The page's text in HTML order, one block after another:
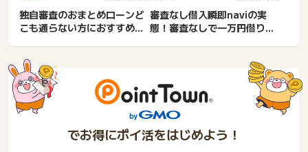
独自審査のおまとめローンど
こも通らない方におすすめ！
審査なし借入瞬即naviの実
態！審査なしで一万円借りた
でお得にポイ活をはじめよう！